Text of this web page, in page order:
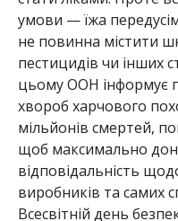
умови — їжа
не повинна містити
пестицидів чи інших
цьому ООН інформує
хвороб харчового
мільйонів смертей,
щоб максимально
відповідальність
виробників та самих
Всесвітній день